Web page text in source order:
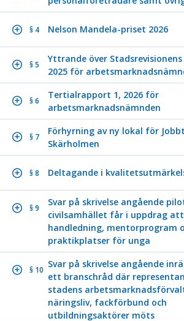
§ 4 Nelson Mandela-priset 2026
§ 5
Yttrande över
2025 för
§ 6
Tertialrapport 1, 2026 för
arbetsmarknadsnämnden
§ 7
Förhyrning av ny lokal för
Skärholmen
§ 8 Deltagande i
§ 9
Svar på skrivelse angående
civilsamhället får i uppdrag
handledning, mentorprogram
praktikplatser för unga
§ 10
Svar på skrivelse angående
ett branschråd där
stadens
näringsliv, fackförbund och
utbildningsaktörer möts